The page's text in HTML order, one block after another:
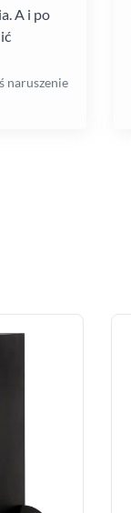
A i po
naruszenie